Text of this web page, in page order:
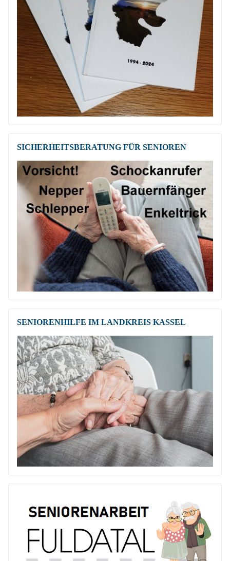
SICHERHEITSBE­RATUNG FÜR SENIOREN
SENIORENHILFE IM LANDKREIS KASSEL